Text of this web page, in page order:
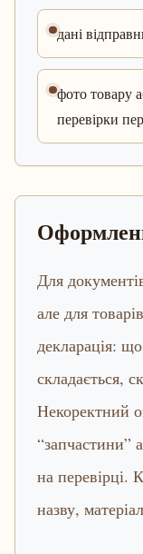
дані
фото товару
перевірки
Для
але для
декларація:
складається,
Некоректний
“запчастини”
на перевірці.
назву,